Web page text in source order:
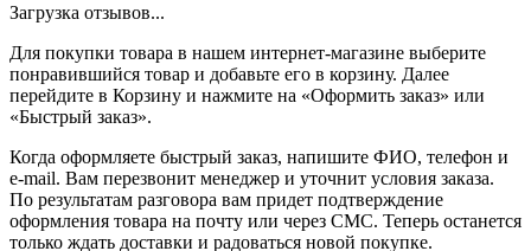
Загрузка отзывов...
Для покупки товара в нашем интернет-магазине выберите
понравившийся товар и добавьте его в корзину. Далее
перейдите в Корзину и нажмите на «Оформить заказ» или
«Быстрый заказ».
Когда оформляете быстрый заказ, напишите ФИО, телефон и
e-mail. Вам перезвонит менеджер и уточнит условия заказа.
По результатам разговора вам придет подтверждение
оформления товара на почту или через СМС. Теперь останется
только ждать доставки и радоваться новой покупке.